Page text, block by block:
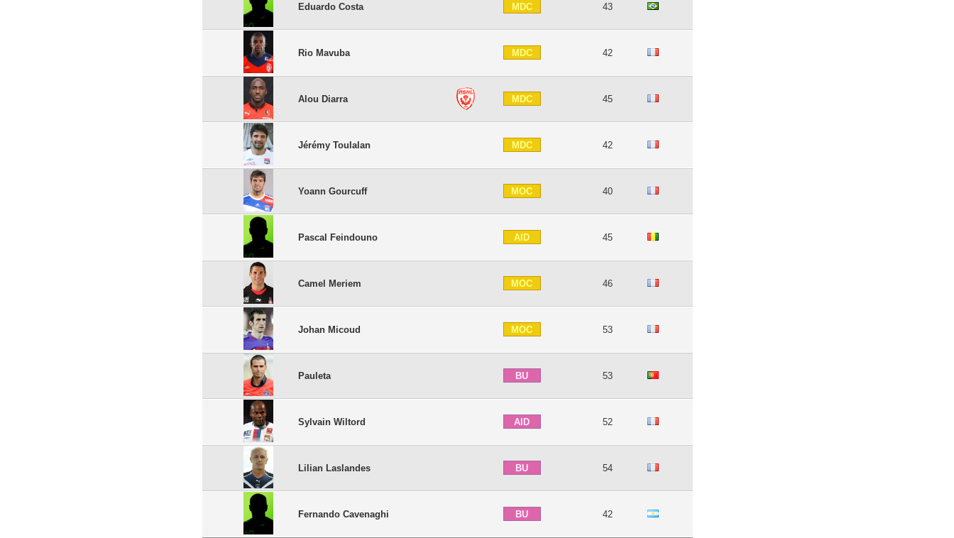
Eduardo Costa MDC 43
Rio Mavuba MDC 42
Alou Diarra MDC 45
Jérémy Toulalan MDC 42
Yoann Gourcuff MOC 40
Pascal Feindouno AID 45
Camel Meriem MOC 46
Johan Micoud MOC 53
Pauleta BU 53
Sylvain Wiltord AID 52
Lilian Laslandes BU 54
Fernando Cavenaghi BU 42